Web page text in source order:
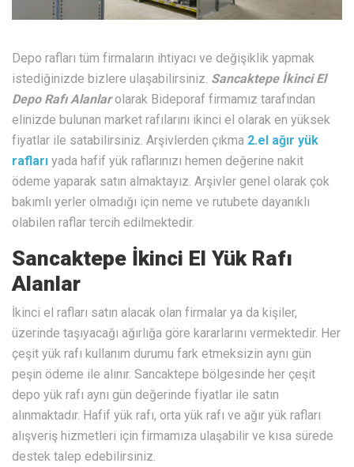
Depo rafları tüm firmaların ihtiyacı ve değişiklik yapmak
istediğinizde bizlere ulaşabilirsiniz. Sancaktepe İkinci El
Depo Rafı Alanlarolarak Bideporaf firmamız tarafından
elinizde bulunan market rafılarını ikinci el olarak en yüksek
fiyatlar ile satabilirsiniz. Arşivlerden çıkma 2.el ağır yük
rafları yada hafif yük raflarınızı hemen değerine nakit
ödeme yaparak satın almaktayız. Arşivler genel olarak çok
bakımlı yerler olmadığı için neme ve rutubete dayanıklı
olabilen raflar tercih edilmektedir.
Sancaktepe İkinci El Yük Rafı
Alanlar
İkinci el rafları satın alacak olan firmalar ya da kişiler,
üzerinde taşıyacağı ağırlığa göre kararlarını vermektedir. Her
çeşit yük rafı kullanım durumu fark etmeksizin aynı gün
peşin ödeme ile alınır. Sancaktepe bölgesinde her çeşit
depo yük rafı aynı gün değerinde fiyatlar ile satın
alınmaktadır. Hafif yük rafı, orta yük rafı ve ağır yük rafları
alışveriş hizmetleri için firmamıza ulaşabilir ve kısa sürede
destek talep edebilirsiniz.